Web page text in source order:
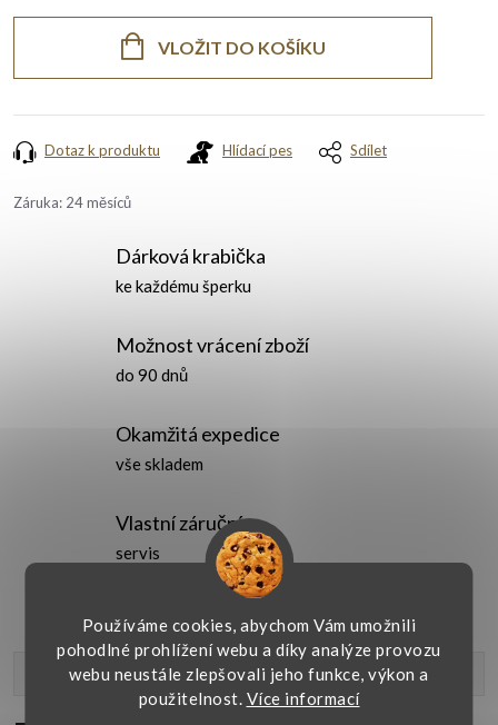
Používáme cookies, abychom Vám umožnili
pohodlné prohlížení webu a díky analýze provozu
webu neustále zlepšovali jeho funkce, výkon a
použitelnost. Více informací
VLOŽIT DO KOŠÍKU
Dotaz k produktu Hlídací pes Sdílet
Záruka: 24 měsíců
Dárková krabička
ke každému šperku
Možnost vrácení zboží
do 90 dnů
Okamžitá expedice
vše skladem
Vlastní záruční
servis
Popis produktu